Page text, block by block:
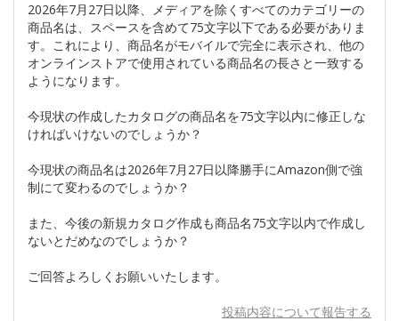
2026年7月27日以降、メディアを除くすべてのカテゴリーの
商品名は、スペースを含めて75文字以下である必要がありま
す。これにより、商品名がモバイルで完全に表示され、他の
オンラインストアで使用されている商品名の長さと一致する
ようになります。
今現状の作成したカタログの商品名を75文字以内に修正しな
ければいけないのでしょうか？
今現状の商品名は2026年7月27日以降勝手にAmazon側で強
制にて変わるのでしょうか？
また、今後の新規カタログ作成も商品名75文字以内で作成し
ないとだめなのでしょうか？
ご回答よろしくお願いいたします。
投稿内容について報告する